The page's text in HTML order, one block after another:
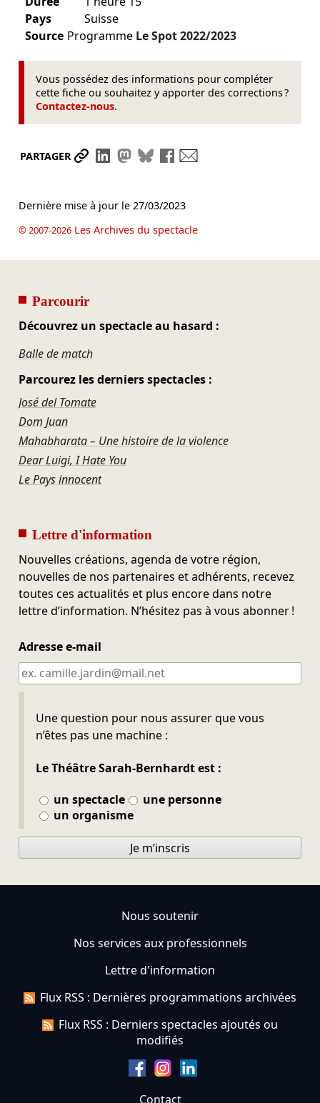
Pays
Suisse
Source Programme Le Spot2022/2023
Vous possédez des informations pour compléter
cette fiche ou souhaitez y apporter des corrections ?
Contactez-nous.
PARTAGER Partager le lien
Partager sur LinkedIn
Partager sur Mastodon
Partager sur Bluesky
Partager sur Facebook
Dernière mise à jour le 27/03/2023
© 2007-2026Les Archives du spectacle
Parcourir
Découvrez un spectacle au hasard :
Balle de match
Parcourez les derniers spectacles :
José del Tomate
Dom Juan
Mahabharata – Une histoire de la violence
Dear Luigi, I Hate You
Le Pays innocent
Lettre d'information
Nouvelles créations, agenda de votre région,
nouvelles de nos partenaires et adhérents, recevez
toutes ces actualités et plus encore dans notre
lettre d’information. N’hésitez pas à vous abonner !
Adresse e-mail
Une question pour nous assurer que vous
n’êtes pas une machine :
Le Théâtre Sarah-Bernhardt est :
un spectacle
une personne
un organisme
Ne pas remplir
Je m’inscris
Nous soutenir
Nos services aux professionnels
Lettre d'information
Flux RSS : Dernières programmations archivées
Flux RSS : Derniers spectacles ajoutés ou
modifiés
Contact